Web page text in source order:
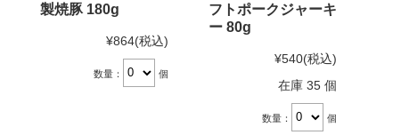
製焼豚 180g
¥864(税込)
数量： 個
フトポークジャーキ
ー 80g
¥540(税込)
在庫 35 個
数量： 個